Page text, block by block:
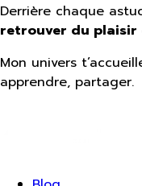
Derrière chaque
retrouver du plaisir
Mon univers
apprendre, partager.